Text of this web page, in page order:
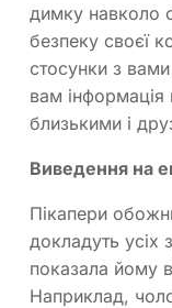
димку навколо
безпеку своєї
стосунки з
вам
близькими і
Виведення на
Пікапери
докладуть усіх
показала йому
Наприклад,